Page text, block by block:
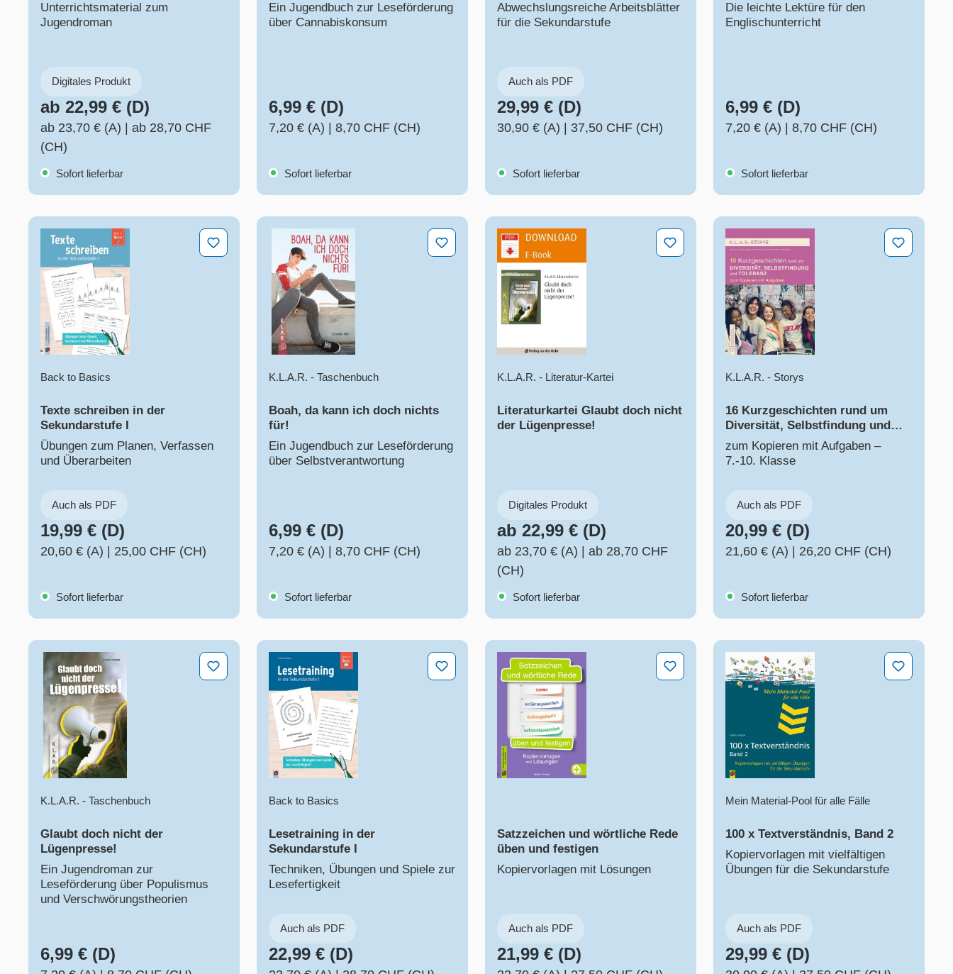
Unterrichtsmaterial zum
Jugendroman
Digitales Produkt
ab 22,99 € (D)
ab 23,70 € (A)
ab 28,70 CHF
(CH)
Sofort lieferbar
Ein Jugendbuch zur Leseförderung
über Cannabiskonsum
6,99 € (D)
7,20 € (A) 8,70 CHF (CH)
Sofort lieferbar
Abwechslungsreiche Arbeitsblätter
für die Sekundarstufe
Auch als PDF
29,99 € (D)
30,90 € (A) 37,50 CHF (CH)
Sofort lieferbar
Die leichte Lektüre für den
Englischunterricht
6,99 € (D)
7,20 € (A) 8,70 CHF (CH)
Sofort lieferbar
Texte schreiben in der Sekundarstufe I
Back to Basics
Texte schreiben in der
Sekundarstufe I
Übungen zum Planen, Verfassen
und Überarbeiten
Auch als PDF
19,99 € (D)
20,60 € (A) 25,00 CHF (CH)
Sofort lieferbar
Boah, da kann ich doch nichts für!
K.L.A.R. - Taschenbuch
Boah, da kann ich doch nichts
für!
Ein Jugendbuch zur Leseförderung
über Selbstverantwortung
6,99 € (D)
7,20 € (A) 8,70 CHF (CH)
Sofort lieferbar
Literaturkartei Glaubt doch nicht der Lügenpresse!
K.L.A.R. - Literatur-Kartei
Literaturkartei Glaubt doch nicht
der Lügenpresse!
Digitales Produkt
ab 22,99 € (D)
ab 23,70 € (A)
ab 28,70 CHF
(CH)
Sofort lieferbar
16 Kurzgeschichten rund um Diversität,
K.L.A.R. - Storys
16 Kurzgeschichten rund um
Diversität, Selbstfindung und
Toleranz
zum Kopieren mit Aufgaben –
7.-10. Klasse
Auch als PDF
20,99 € (D)
21,60 € (A) 26,20 CHF (CH)
Sofort lieferbar
Glaubt doch nicht der Lügenpresse!​
K.L.A.R. - Taschenbuch
Glaubt doch nicht der
Lügenpresse!​
Ein Jugendroman zur
Leseförderung über Populismus
und Verschwörungstheorien​
6,99 € (D)
Lesetraining in der Sekundarstufe I
Back to Basics
Lesetraining in der
Sekundarstufe I
Techniken, Übungen und Spiele zur
Lesefertigkeit
Auch als PDF
22,99 € (D)
Satzzeichen und wörtliche Rede üben und festigen
Satzzeichen und wörtliche Rede
üben und festigen
Kopiervorlagen mit Lösungen
Auch als PDF
21,99 € (D)
100 x Textverständnis, Band 2​
Mein Material-Pool für alle Fälle
100 x Textverständnis, Band 2​
Kopiervorlagen mit vielfältigen
Übungen für die Sekundarstufe
Auch als PDF
29,99 € (D)